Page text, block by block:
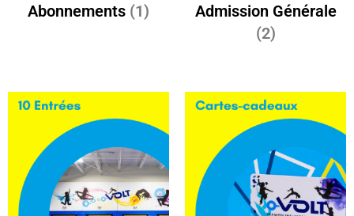
Abonnements (1)
Admission Générale
(2)